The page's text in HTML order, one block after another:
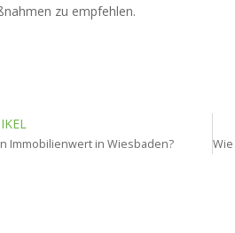
zu empfehlen.
Immobilienwert in Wiesbaden?